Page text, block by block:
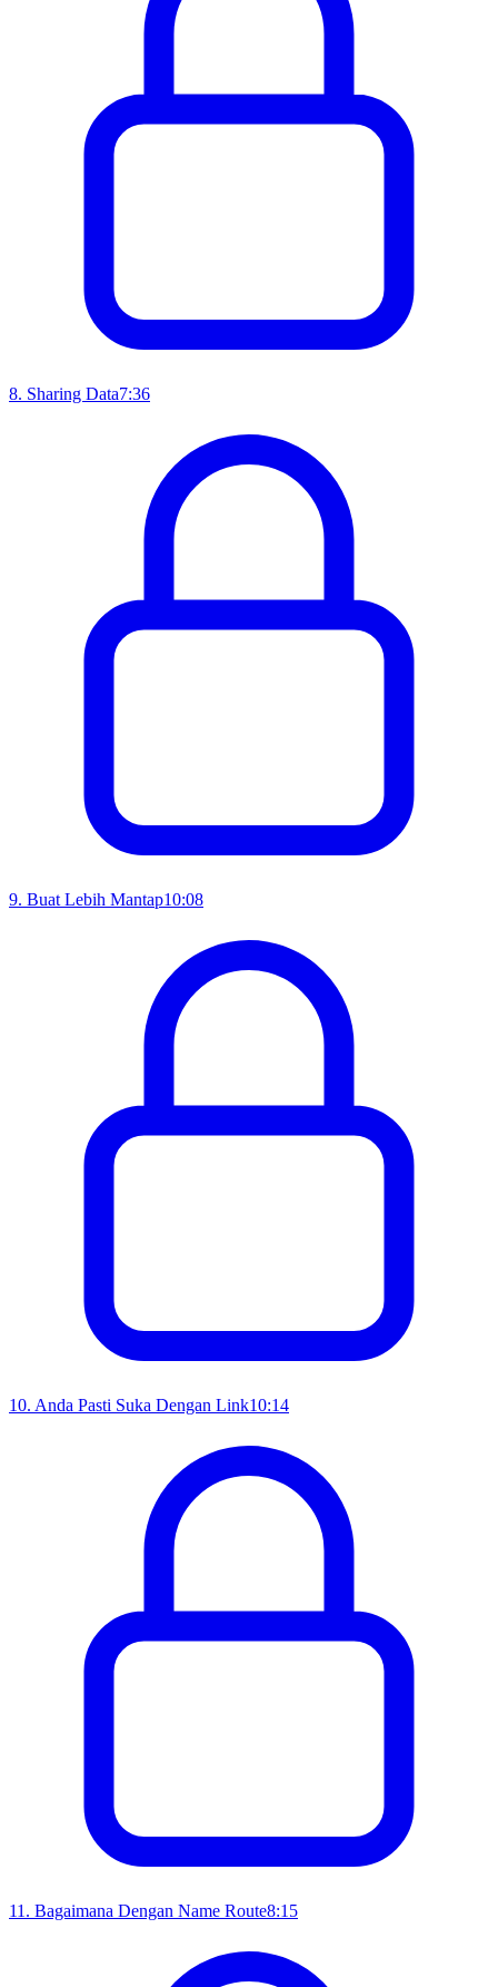
8. Sharing Data7:36
9. Buat Lebih Mantap10:08
10. Anda Pasti Suka Dengan Link10:14
11 . Bagaimana Dengan Name Route8:15